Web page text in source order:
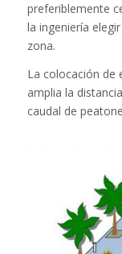
preferiblemente
la ingeniería
zona.
La colocación de
amplia la
caudal de